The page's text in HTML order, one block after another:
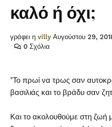
καλό ή όχι;
γράφει η villy Αυγούστου 29,
0 Σχόλια
"Το πρωί να τρως σαν
βασιλιάς και το βράδυ σαν
Και το ακολουθούμε στη ζωή